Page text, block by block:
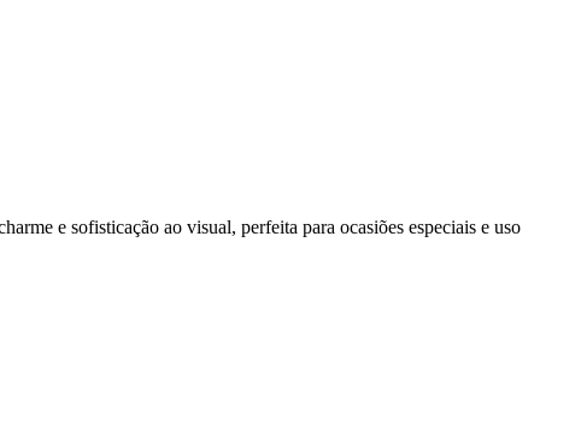
e sofisticação ao visual, perfeita para ocasiões especiais e uso